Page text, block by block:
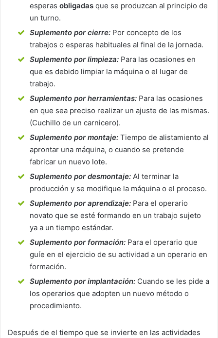
esperas obligadas que se produzcan al principio de
un turno.
Suplemento por cierre: Por concepto de los
trabajos o esperas habituales al final de la jornada.
Suplemento por limpieza: Para las ocasiones en
que es debido limpiar la máquina o el lugar de
trabajo.
Suplemento por herramientas: Para las ocasiones
en que sea preciso realizar un ajuste de las mismas.
(Cuchillo de un carnicero).
Suplemento por montaje: Tiempo de alistamiento al
aprontar una máquina, o cuando se pretende
fabricar un nuevo lote.
Suplemento por desmontaje: Al terminar la
producción y se modifique la máquina o el proceso.
Suplemento por aprendizaje: Para el operario
novato que se esté formando en un trabajo sujeto
ya a un tiempo estándar.
Suplemento por formación: Para el operario que
guíe en el ejercicio de su actividad a un operario en
formación.
Suplemento por implantación: Cuando se les pide a
los operarios que adopten un nuevo método o
procedimiento.
Después de el tiempo que se invierte en las actividades